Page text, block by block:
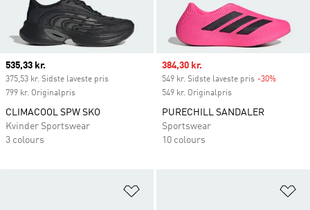
Current price
535,33 kr.
375,53 kr. Sidste laveste pris
799 kr. Originalpris
CLIMACOOL SPW SKO
Kvinder Sportswear
3 colours
Sale price
384,30 kr.
549 kr. Sidste laveste pris -30%
549 kr. Originalpris
PURECHILL SANDALER
Sportswear
10 colours